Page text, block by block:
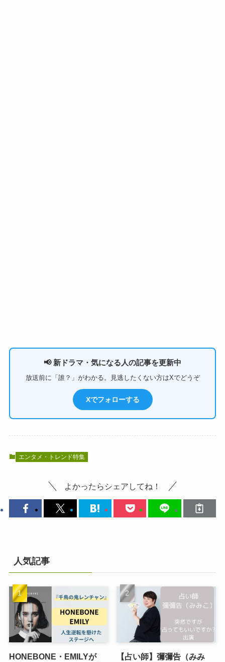
📢 新ドラマ・気になる人の記事を更新中
放送前に「誰？」がわかる。見逃したくない方はXでどうぞ
Xでフォローする
エンタメ・トレンド特集
よかったらシェアしてね！
人気記事
HONEBONE・EMILYが
【占い師】彌彌告（みみ